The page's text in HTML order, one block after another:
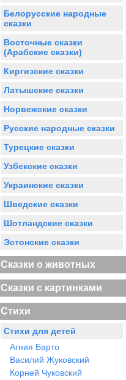
Белорусские народные
сказки
Восточные сказки
(Арабские сказки)
Киргизские сказки
Латышские сказки
Норвежские сказки
Русские народные сказки
Турецкие сказки
Узбекские сказки
Украинские сказки
Шведские сказки
Шотландские сказки
Эстонские сказки
Сказки о животных
Сказки с картинками
Стихи
Стихи для детей
Агния Барто
Василий Жуковский
Корней Чуковский